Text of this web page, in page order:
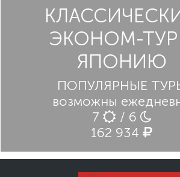
ЭКОНОМ-ТУР
ЯПОНИЮ
ПОПУЛЯРНЫЕ
возможны
7
/ 6
162 934